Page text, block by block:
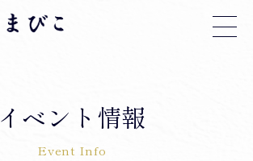
イベント情報
Event Info